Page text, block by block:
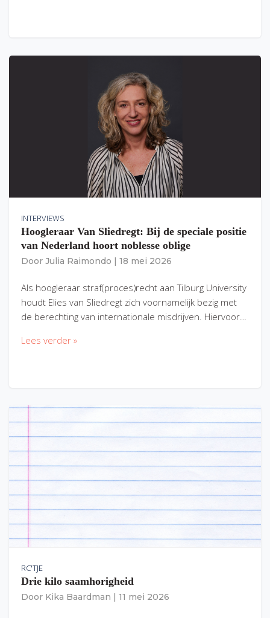
INTERVIEWS
Hoogleraar Van Sliedregt: Bij de speciale positie
van Nederland hoort noblesse oblige
Door Julia Raimondo 18 mei 2026
Als hoogleraar straf(proces)recht aan Tilburg University
houdt Elies van Sliedregt zich voornamelijk bezig met
de berechting van internationale misdrijven. Hiervoor…
Lees verder »
RC'TJE
Drie kilo saamhorigheid
Door Kika Baardman 11 mei 2026